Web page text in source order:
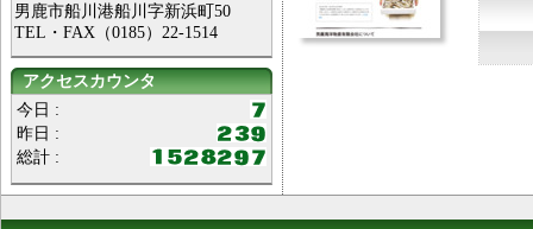
男鹿市船川港船川字新浜町50
TEL・FAX（0185）22-1514
アクセスカウンタ
今日 :
昨日 :
総計 :